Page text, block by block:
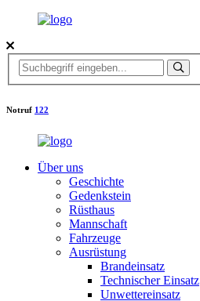
Notruf 122
Über uns
Geschichte
Gedenkstein
Rüsthaus
Mannschaft
Fahrzeuge
Ausrüstung
Brandeinsatz
Technischer Einsatz
Unwettereinsatz